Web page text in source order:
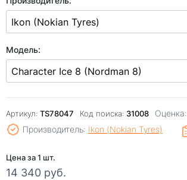
Модель:
Артикул: TS78047 Код поиска: 31008 Оценка:
Производитель: Ikon (Nokian Tyres)
Цена за 1 шт.
14 340 руб.